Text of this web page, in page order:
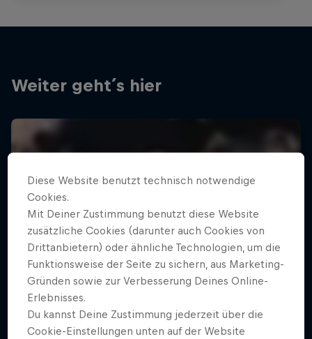
Weiter geht´s hier
Diese Website benutzt technisch notwendige
Cookies.
Mit Deiner Zustimmung benutzt diese Website
zusätzliche Cookies (darunter auch Cookies von
Drittanbietern) oder ähnliche Technologien, um die
Funktionsweise der Seite zu sichern, aus Marketing-
Gründen sowie zur Verbesserung Deines Online-
Erlebnisses.
Du kannst Deine Zustimmung jederzeit über die
Cookie-Einstellungen unten auf der Website